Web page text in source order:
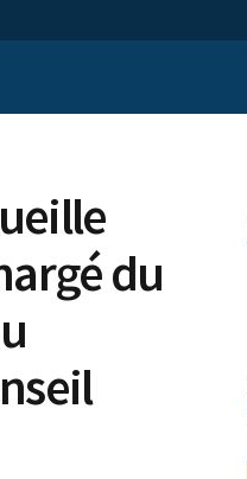
du